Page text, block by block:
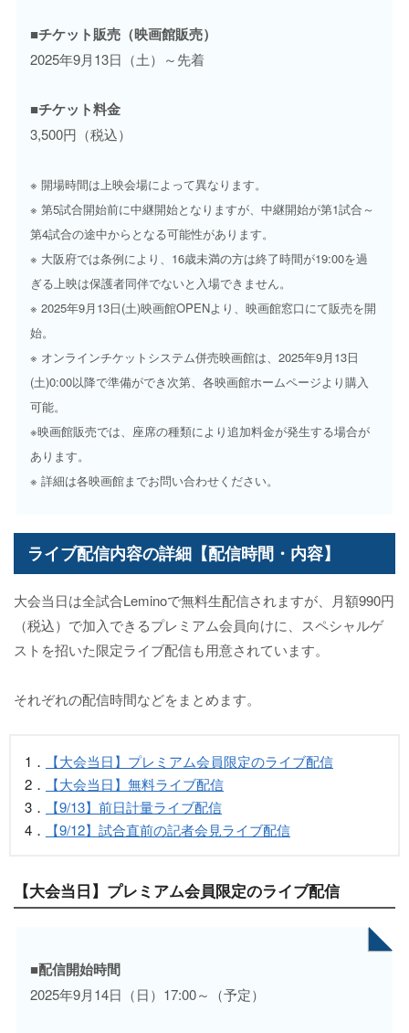
■チケット販売（映画館販売）
2025年9月13日（土）～先着
■チケット料金
3,500円（税込）
※ 開場時間は上映会場によって異なります。
※ 第5試合開始前に中継開始となりますが、中継開始が第1試合～
第4試合の途中からとなる可能性があります。
※ 大阪府では条例により、16歳未満の方は終了時間が19:00を過
ぎる上映は保護者同伴でないと入場できません。
※ 2025年9月13日(土)映画館OPENより、映画館窓口にて販売を開
始。
※ オンラインチケットシステム併売映画館は、2025年9月13日
(土)0:00以降で準備ができ次第、各映画館ホームページより購入
可能。
※映画館販売では、座席の種類により追加料金が発生する場合が
あります。
※ 詳細は各映画館までお問い合わせください。
ライブ配信内容の詳細【配信時間・内容】
大会当日は全試合Leminoで無料生配信されますが、月額990円
（税込）で加入できるプレミアム会員向けに、スペシャルゲ
ストを招いた限定ライブ配信も用意されています。
それぞれの配信時間などをまとめます。
1．
【大会当日】プレミアム会員限定のライブ配信
2．
【大会当日】無料ライブ配信
3．
【9/13】前日計量ライブ配信
4．
【9/12】試合直前の記者会見ライブ配信
【大会当日】プレミアム会員限定のライブ配信
■配信開始時間
2025年9月14日（日）17:00～（予定）